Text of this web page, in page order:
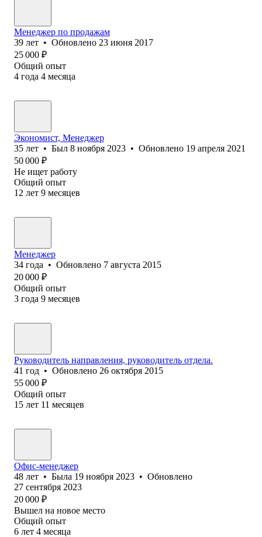
Менеджер по продажам
39 лет • Обновлено 23 июня 2017
25 000 ₽
Общий опыт
4 года 4 месяца
Экономист, Менеджер
35 лет • Был 8 ноября 2023 • Обновлено 19 апреля 2021
50 000 ₽
Не ищет работу
Общий опыт
12 лет 9 месяцев
Менеджер
34 года • Обновлено 7 августа 2015
20 000 ₽
Общий опыт
3 года 9 месяцев
Руководитель направления, руководитель отдела.
41 год • Обновлено 26 октября 2015
55 000 ₽
Общий опыт
15 лет 11 месяцев
Офис-менеджер
48 лет • Была 19 ноября 2023 • Обновлено
27 сентября 2023
20 000 ₽
Вышел на новое место
Общий опыт
6 лет 4 месяца